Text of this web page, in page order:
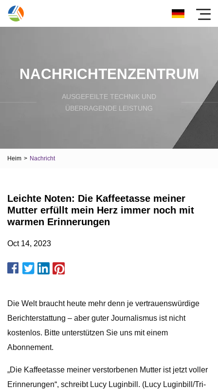
NACHRICHTENZENTRUM
AUSGEFEILTE TECHNIK UND
ÜBERRAGENDE LEISTUNG
Heim > Nachricht
Leichte Noten: Die Kaffeetasse meiner
Mutter erfüllt mein Herz immer noch mit
warmen Erinnerungen
Oct 14, 2023
Die Welt braucht heute mehr denn je vertrauenswürdige
Berichterstattung – aber guter Journalismus ist nicht
kostenlos. Bitte unterstützen Sie uns mit einem
Abonnement.
„Die Kaffeetasse meiner verstorbenen Mutter ist jetzt voller
Erinnerungen“, schreibt Lucy Luginbill. (Lucy Luginbill/Tri-